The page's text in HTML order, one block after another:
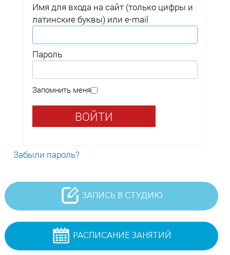
Имя для входа на сайт (только цифры и
латинские буквы) или e-mail
Пароль
Запомнить меня
Забыли пароль?
ЗАПИСЬ В СТУДИЮ
РАСПИСАНИЕ ЗАНЯТИЙ